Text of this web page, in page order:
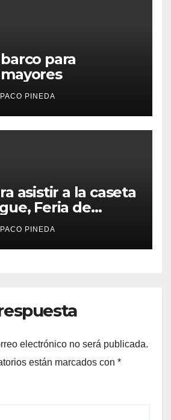
para
PACO PINEDA
asistir a la caseta
Feria de
PACO PINEDA
electrónico no será publicada.
están marcados con *